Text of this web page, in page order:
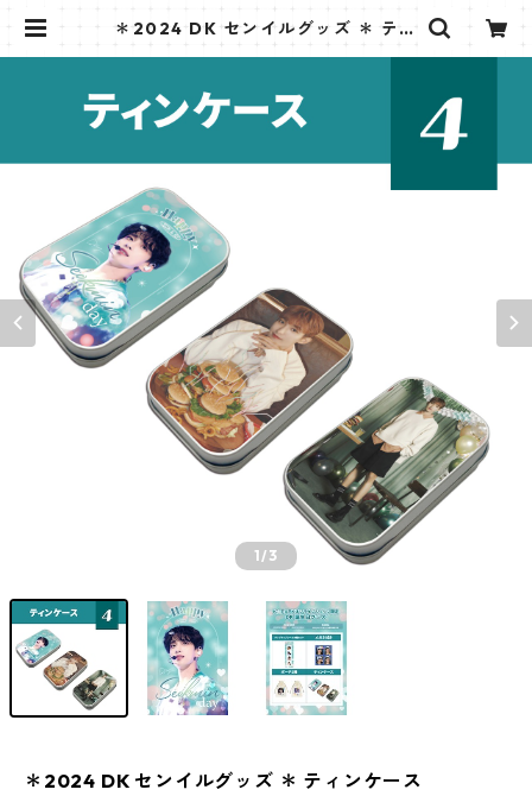
＊2024 DK センイルグッズ ＊ ティ
1/3
＊2024 DK センイルグッズ ＊ ティンケース